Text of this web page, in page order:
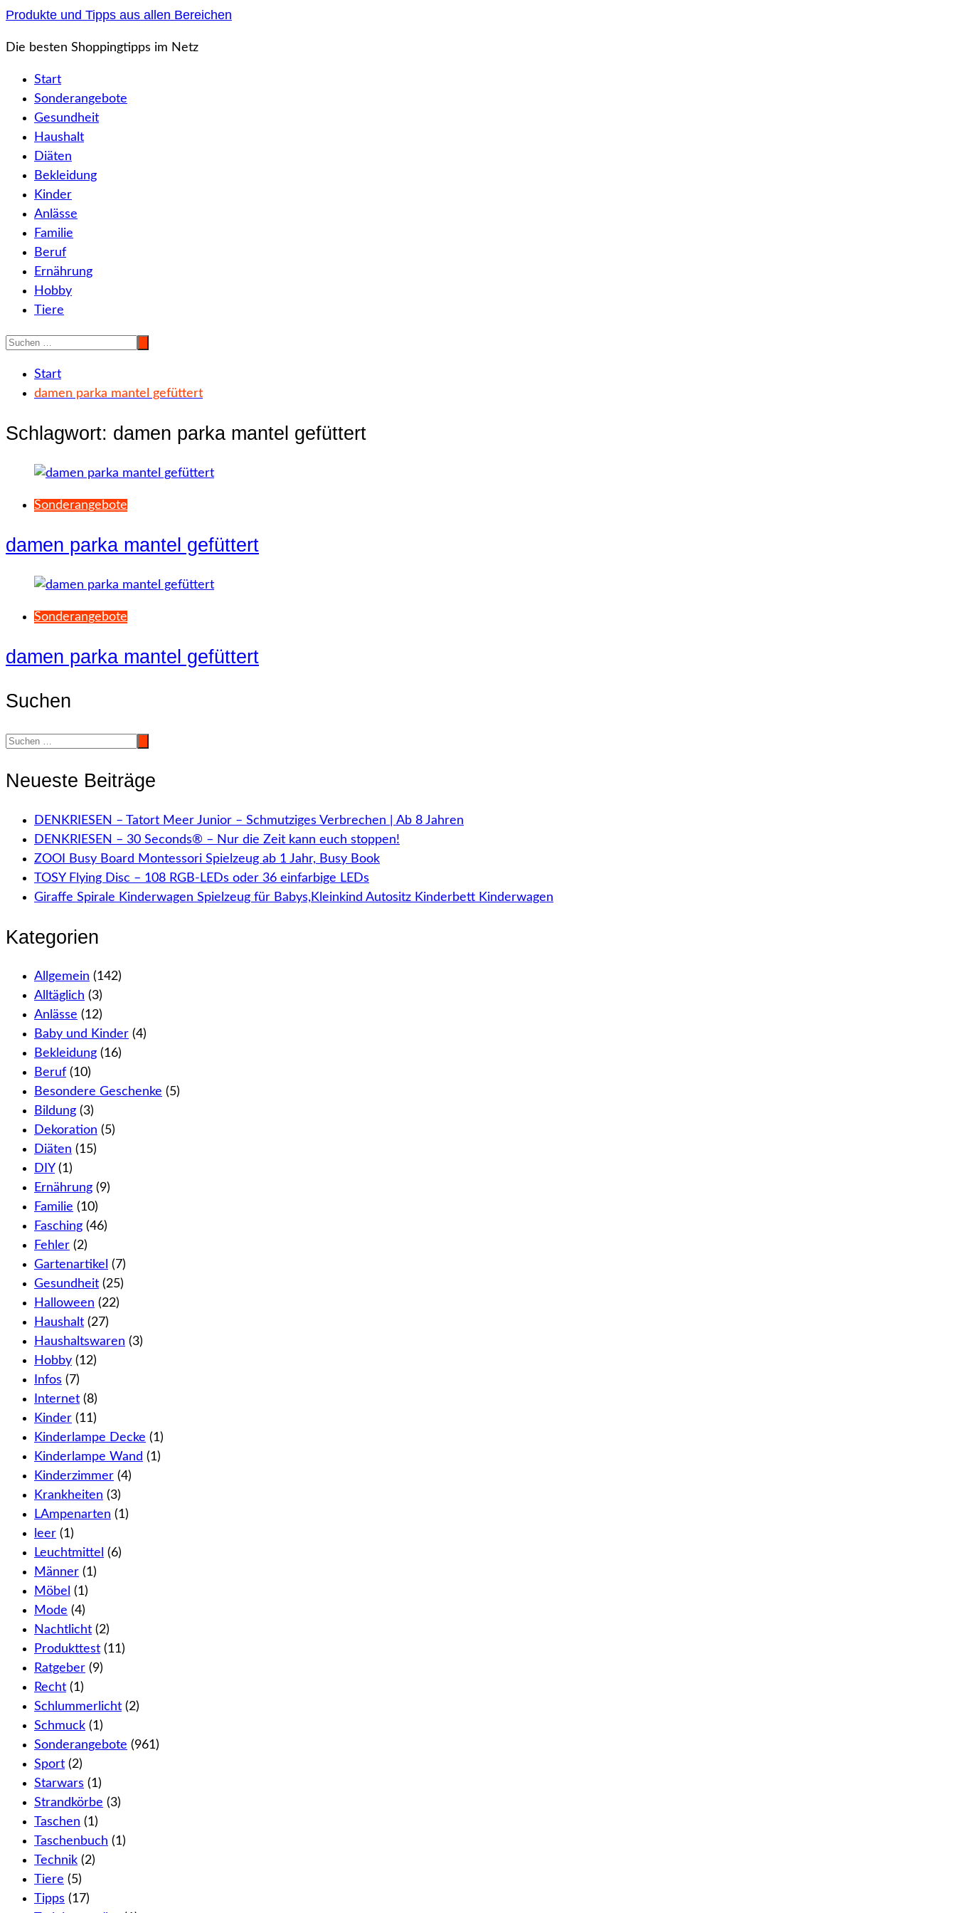
Zum
springen
Produkte und Tipps aus allen Bereichen
Die besten Shoppingtipps im Netz
Start
Sonderangebote
Gesundheit
Haushalt
Diäten
Bekleidung
Kinder
Anlässe
Familie
Beruf
Ernährung
Hobby
Tiere
Start
damen parka mantel gefüttert
Schlagwort: damen parka mantel gefüttert
Sonderangebote
damen parka mantel gefüttert
Sonderangebote
damen parka mantel gefüttert
Suchen
Neueste Beiträge
DENKRIESEN – Tatort Meer Junior – Schmutziges Verbrechen | Ab 8 Jahren
DENKRIESEN – 30 Seconds® – Nur die Zeit kann euch stoppen!
ZOOI Busy Board Montessori Spielzeug ab 1 Jahr, Busy Book
TOSY Flying Disc – 108 RGB-LEDs oder 36 einfarbige LEDs
Giraffe Spirale Kinderwagen Spielzeug für Babys,Kleinkind Autositz Kinderbett Kinderwagen
Kategorien
Allgemein (142)
Alltäglich (3)
Anlässe (12)
Baby und Kinder (4)
Bekleidung (16)
Beruf (10)
Besondere Geschenke (5)
Bildung (3)
Dekoration (5)
Diäten (15)
DIY (1)
Ernährung (9)
Familie (10)
Fasching (46)
Fehler (2)
Gartenartikel (7)
Gesundheit (25)
Halloween (22)
Haushalt (27)
Haushaltswaren (3)
Hobby (12)
Infos (7)
Internet (8)
Kinder (11)
Kinderlampe Decke (1)
Kinderlampe Wand (1)
Kinderzimmer (4)
Krankheiten (3)
LAmpenarten (1)
leer (1)
Leuchtmittel (6)
Männer (1)
Möbel (1)
Mode (4)
Nachtlicht (2)
Produkttest (11)
Ratgeber (9)
Recht (1)
Schlummerlicht (2)
Schmuck (1)
Sonderangebote (961)
Sport (2)
Starwars (1)
Strandkörbe (3)
Taschen (1)
Taschenbuch (1)
Technik (2)
Tiere (5)
Tipps (17)